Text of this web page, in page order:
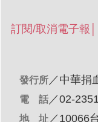
訂閱/取消電子報
發行所／ 中華捐
電 話／02-
地 址／10066